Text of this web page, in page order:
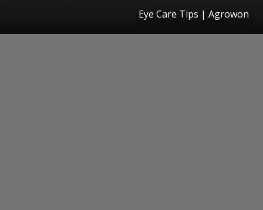
Eye Care Tips | Agrowon